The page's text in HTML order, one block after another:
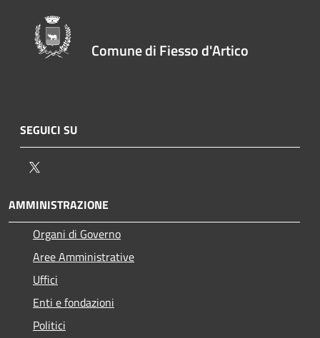
Comune di Fiesso d'Artico
SEGUICI SU
AMMINISTRAZIONE
Organi di Governo
Aree Amministrative
Uffici
Enti e fondazioni
Politici